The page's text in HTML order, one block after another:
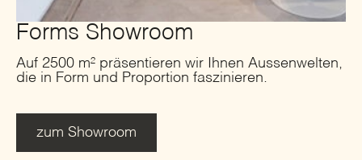
Forms Showroom
Auf 2500 m² präsentieren wir Ihnen Aussenwelten,
die in Form und Proportion faszinieren.
zum Showroom